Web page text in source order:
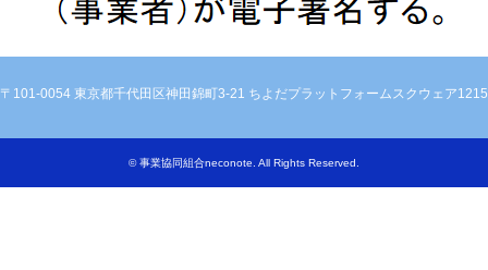
〒101-0054 東京都千代田区神田錦町3-21 ちよだプラットフォームスクウェア1215
©事業協同組合neconote . All Rights Reserved.